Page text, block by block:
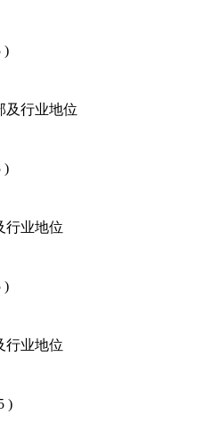
)
行业地位
)
业地位
)
业地位
)